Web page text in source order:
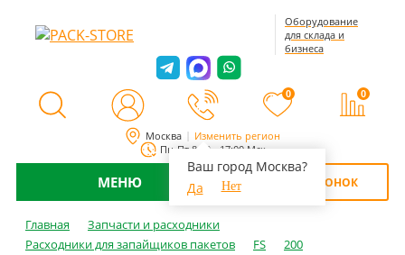
Москва Изменить регион
Ваш город Москва?
Да
Нет
Пн-Пт 8:00 - 17:00 Мск
Оборудование
для склада и
бизнеса
0 0
МЕНЮ ОБРАТНЫЙ ЗВОНОК
Главная
Запчасти и расходники
Расходники для запайщиков пакетов
FS
200